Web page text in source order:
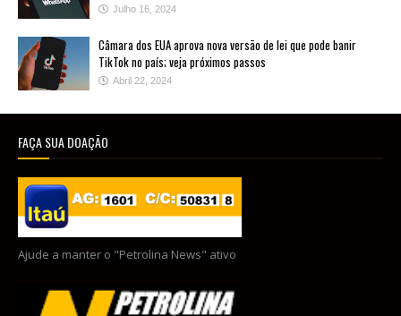
Julho 16, 2024
Câmara dos EUA aprova nova versão de lei que pode banir
TikTok no país; veja próximos passos
Abril 22, 2024
FAÇA SUA DOAÇÃO
Ajude a manter o "Petrolina News" ativo